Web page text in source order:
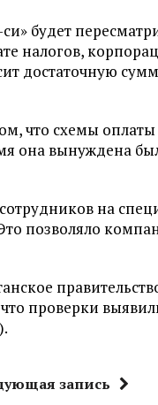
будет
налогов,
достаточную
что схемы
она вынуждена
на
позволяло
проверки
запись